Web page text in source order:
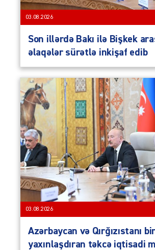
03.08.2026
Son illərdə Bakı ilə Bişkek
əlaqələr sürətlə inkişaf edib
03.08.2026
Azərbaycan və Qırğızıstanı
yaxınlaşdıran təkcə iqtisadi